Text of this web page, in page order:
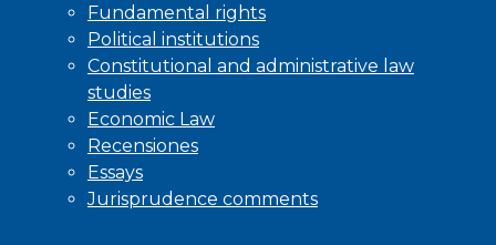
Fundamental rights
Political institutions
Constitutional and administrative law
studies
Economic Law
Recensiones
Essays
Jurisprudence comments